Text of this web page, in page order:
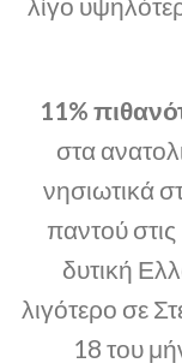
11%
στα
νησιωτικά
παντού
δυτική
λιγότερο σε
18 του